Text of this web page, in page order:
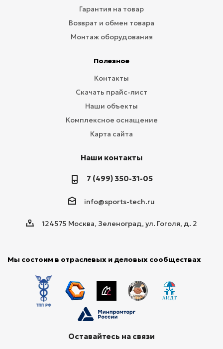
Гарантия на товар
Возврат и обмен товара
Монтаж оборудования
Полезное
Контакты
Скачать прайс-лист
Наши объекты
Комплексное оснащение
Карта сайта
Наши контакты
7 (499) 350-31-05
info@sports-tech.ru
124575 Москва, Зеленоград, ул. Гоголя, д. 2
Мы состоим в отраслевых и деловых сообществах
Оставайтесь на связи